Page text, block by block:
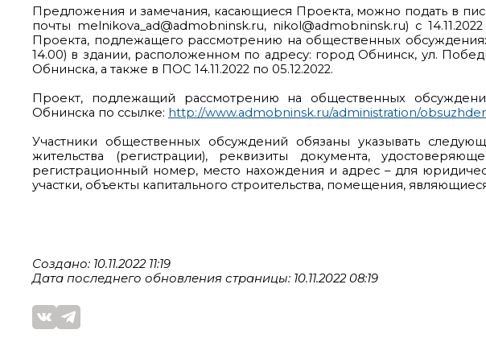
Предложения и замечания, касающиеся Проекта, можно подать в
почты melnikova_ad@admobninsk.ru, nikol@admobninsk.ru) с
Проекта, подлежащего рассмотрению на общественных
14.00) в здании, расположенном по адресу: город Обнинск, ул.
Обнинска, а также в ПОС 14.11.2022 по 05.12.2022.
Проект, подлежащий рассмотрению на общественных
Обнинска по ссылке: http://www.admobninsk.ru/administration/
Участники общественных обсуждений обязаны указывать
жительства (регистрации), реквизиты документа,
регистрационный номер, место нахождения и адрес – для
участки, объекты капитального строительства, помещения,
Создано: 10.11.2022 11:19
Дата последнего обновления страницы: 10.11.2022 08:19